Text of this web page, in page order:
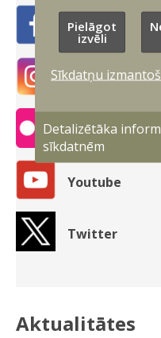
Facebook
Instagram
Flickr
Youtube
Twitter
Aktualitātes
Pielāgot
izvēli
Sīkdatņu
Detalizētāka
sīkdatnēm